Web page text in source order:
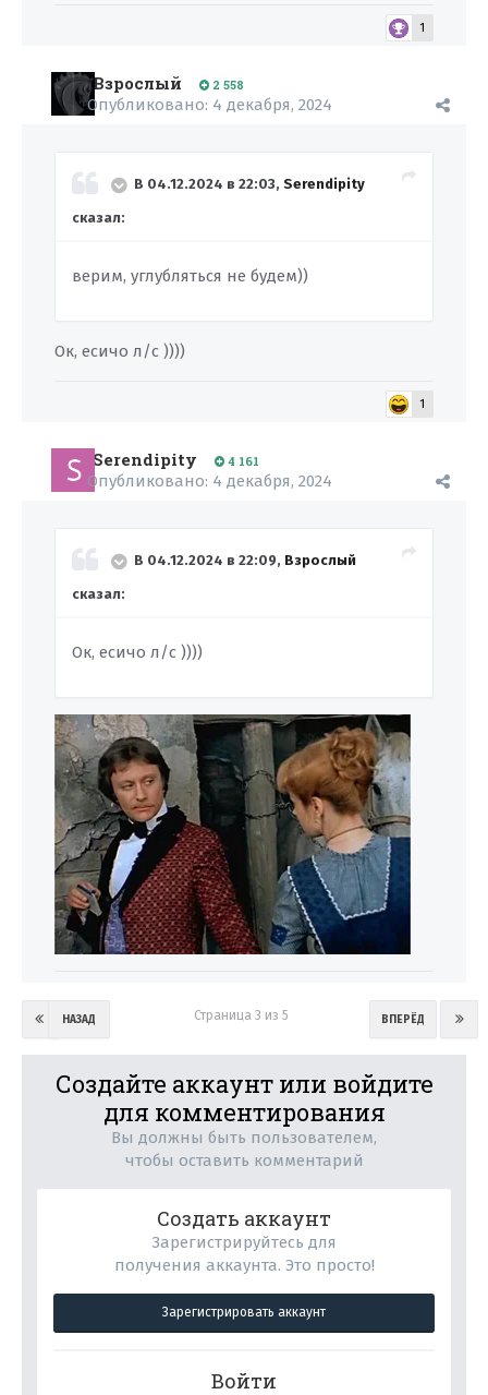
1
Взрослый 2 558
Опубликовано: 4 декабря, 2024
В 04.12.2024 в 22:03, Serendipity
сказал:
верим, углубляться не будем))
Ок, есичо л/с ))))
1
Serendipity 4 161
Опубликовано: 4 декабря, 2024
В 04.12.2024 в 22:09, Взрослый
сказал:
Ок, есичо л/с ))))
НАЗАД ВПЕРЁД
Страница 3 из 5
Создайте аккаунт или войдите
для комментирования
Вы должны быть пользователем,
чтобы оставить комментарий
Создать аккаунт
Зарегистрируйтесь для
получения аккаунта. Это просто!
Зарегистрировать аккаунт
Войти